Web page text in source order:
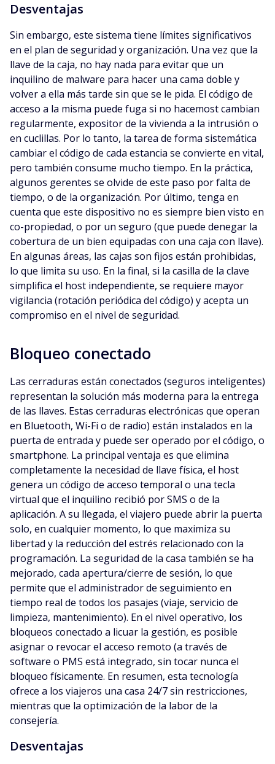
Desventajas
Sin embargo, este sistema tiene límites significativos
en el plan de seguridad y organización. Una vez que la
llave de la caja, no hay nada para evitar que un
inquilino de malware para hacer una cama doble y
volver a ella más tarde sin que se le pida. El código de
acceso a la misma puede fuga si no hacemost cambian
regularmente, expositor de la vivienda a la intrusión o
en cuclillas. Por lo tanto, la tarea de forma sistemática
cambiar el código de cada estancia se convierte en vital,
pero también consume mucho tiempo. En la práctica,
algunos gerentes se olvide de este paso por falta de
tiempo, o de la organización. Por último, tenga en
cuenta que este dispositivo no es siempre bien visto en
co-propiedad, o por un seguro (que puede denegar la
cobertura de un bien equipadas con una caja con llave).
En algunas áreas, las cajas son fijos están prohibidas,
lo que limita su uso. En la final, si la casilla de la clave
simplifica el host independiente, se requiere mayor
vigilancia (rotación periódica del código) y acepta un
compromiso en el nivel de seguridad.
Bloqueo conectado
Las cerraduras están conectados (seguros inteligentes)
representan la solución más moderna para la entrega
de las llaves. Estas cerraduras electrónicas que operan
en Bluetooth, Wi-Fi o de radio) están instalados en la
puerta de entrada y puede ser operado por el código, o
smartphone. La principal ventaja es que elimina
completamente la necesidad de llave física, el host
genera un código de acceso temporal o una tecla
virtual que el inquilino recibió por SMS o de la
aplicación. A su llegada, el viajero puede abrir la puerta
solo, en cualquier momento, lo que maximiza su
libertad y la reducción del estrés relacionado con la
programación. La seguridad de la casa también se ha
mejorado, cada apertura/cierre de sesión, lo que
permite que el administrador de seguimiento en
tiempo real de todos los pasajes (viaje, servicio de
limpieza, mantenimiento). En el nivel operativo, los
bloqueos conectado a licuar la gestión, es posible
asignar o revocar el acceso remoto (a través de
software o PMS está integrado, sin tocar nunca el
bloqueo físicamente. En resumen, esta tecnología
ofrece a los viajeros una casa 24/7 sin restricciones,
mientras que la optimización de la labor de la
consejería.
Desventajas